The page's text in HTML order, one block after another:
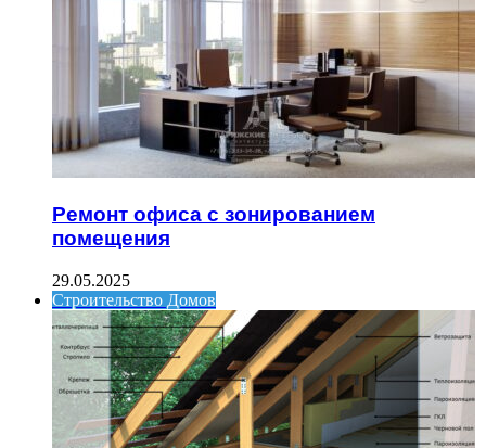
Ремонт офиса с зонированием
помещения
29.05.2025
Строительство Домов